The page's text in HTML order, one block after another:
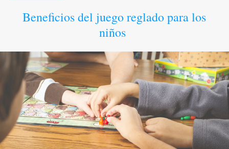
Beneficios del juego reglado para los
niños